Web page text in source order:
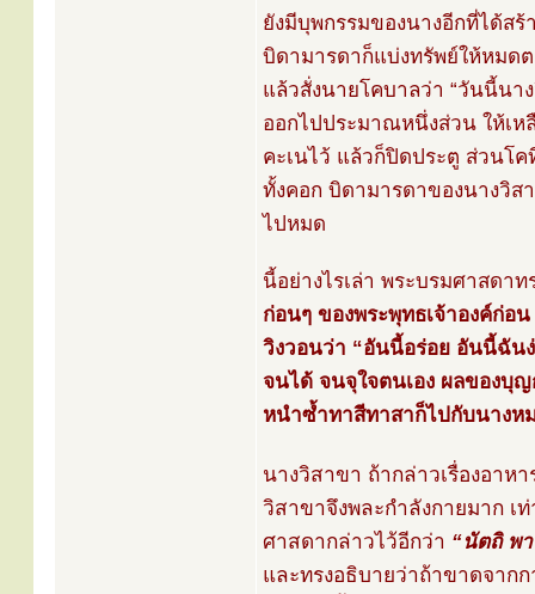
ยังมีบุพกรรมของนางอีกที่ได้ส
บิดามารดาก็แบ่งทรัพย์ให้หมด
แล้วสั่งนายโคบาลว่า “วันนี้นา
ออกไปประมาณหนึ่งส่วน ให้เห
คะเนไว้ แล้วก็ปิดประตู ส่วนโ
ทั้งคอก บิดามารดาของนางวิส
ไปหมด
นี้อย่างไรเล่า พระบรมศาสดา
ก่อนๆ ของพระพุทธเจ้าองค์ก่อ
วิงวอนว่า “อันนี้อร่อย อันนี้ฉัน
จนได้ จนจุใจตนเอง ผลของบุ
หนำซ้ำทาสีทาสาก็ไปกับนางห
นางวิสาขา ถ้ากล่าวเรื่องอา
วิสาขาจึงพละกำลังกายมาก เ
ศาสดากล่าวไว้อีกว่า “นัตถิ พ
และทรงอธิบายว่าถ้าขาดจาก